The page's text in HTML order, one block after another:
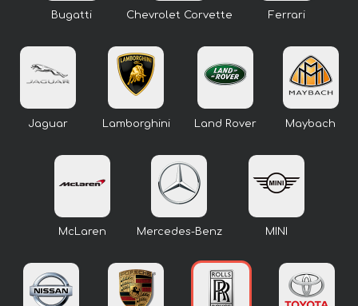
Bugatti Chevrolet Corvette Ferrari
Jaguar Lamborghini Land Rover Maybach
McLaren Mercedes-Benz MINI